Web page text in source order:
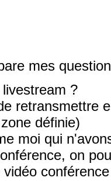
mes
?
retransmettre
définie)
moi qui
on